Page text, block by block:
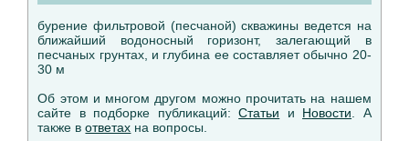
бурение фильтровой (песчаной) скважины ведется на
ближайший водоносный горизонт, залегающий в
песчаных грунтах, и глубина ее составляет обычно 20-
30 м
Об этом и многом другом можно прочитать на нашем
сайте в подборке публикаций:Статьи и Новости . А
также вответах на вопросы.